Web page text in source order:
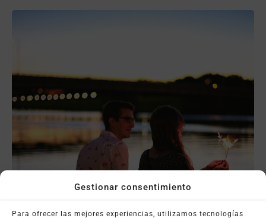
Gestionar consentimiento
Para ofrecer las mejores experiencias, utilizamos tecnologías